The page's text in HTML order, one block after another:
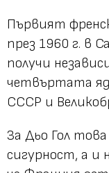
Първият
през 1960 г. в
получи
четвъртата
СССР и
За Дьо Гол
сигурност, а и